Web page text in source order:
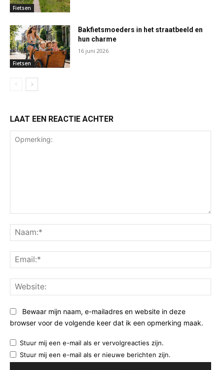
Fietsen
Fietsen
Bakfietsmoeders in het straatbeeld en
hun charme
16 juni 2026
LAAT EEN REACTIE ACHTER
Bewaar mijn naam, e-mailadres en website in deze
browser voor de volgende keer dat ik een opmerking maak.
Stuur mij een e-mail als er vervolgreacties zijn.
Stuur mij een e-mail als er nieuwe berichten zijn.